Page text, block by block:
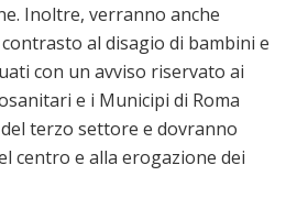
Inoltre, verranno anche
al disagio di bambini e
con un avviso riservato ai
e i Municipi di Roma
terzo settore e dovranno
centro e alla erogazione dei